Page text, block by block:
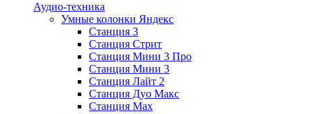
Аудио-техника
Умные колонки Яндекс
Станция 3
Станция Стрит
Станция Мини 3 Про
Станция Мини 3
Станция Лайт 2
Станция Дуо Макс
Станция Max